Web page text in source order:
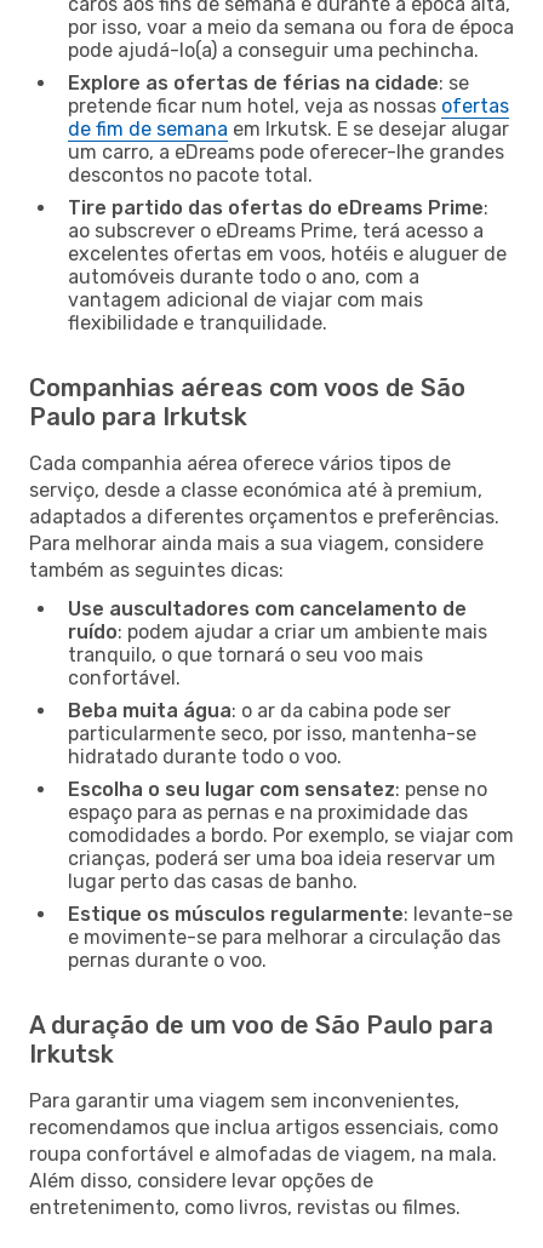
por isso, voar a meio da semana ou fora de época
pode ajudá-lo(a) a conseguir uma pechincha.
Explore as ofertas de férias na cidade: se
pretende ficar num hotel, veja as nossas ofertas
de fim de semana em Irkutsk. E se desejar alugar
um carro, a eDreams pode oferecer-lhe grandes
descontos no pacote total.
Tire partido das ofertas do eDreams Prime:
ao subscrever o eDreams Prime, terá acesso a
excelentes ofertas em voos, hotéis e aluguer de
automóveis durante todo o ano, com a
vantagem adicional de viajar com mais
flexibilidade e tranquilidade.
Companhias aéreas com voos de São
Paulo para Irkutsk
Cada companhia aérea oferece vários tipos de
serviço, desde a classe económica até à premium,
adaptados a diferentes orçamentos e preferências.
Para melhorar ainda mais a sua viagem, considere
também as seguintes dicas:
Use auscultadores com cancelamento de
ruído: podem ajudar a criar um ambiente mais
tranquilo, o que tornará o seu voo mais
confortável.
Beba muita água: o ar da cabina pode ser
particularmente seco, por isso, mantenha-se
hidratado durante todo o voo.
Escolha o seu lugar com sensatez: pense no
espaço para as pernas e na proximidade das
comodidades a bordo. Por exemplo, se viajar com
crianças, poderá ser uma boa ideia reservar um
lugar perto das casas de banho.
Estique os músculos regularmente: levante-se
e movimente-se para melhorar a circulação das
pernas durante o voo.
A duração de um voo de São Paulo para
Irkutsk
Para garantir uma viagem sem inconvenientes,
recomendamos que inclua artigos essenciais, como
roupa confortável e almofadas de viagem, na mala.
Além disso, considere levar opções de
entretenimento, como livros, revistas ou filmes.